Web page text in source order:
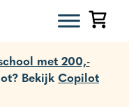
met 200,-
Bekijk Copilot